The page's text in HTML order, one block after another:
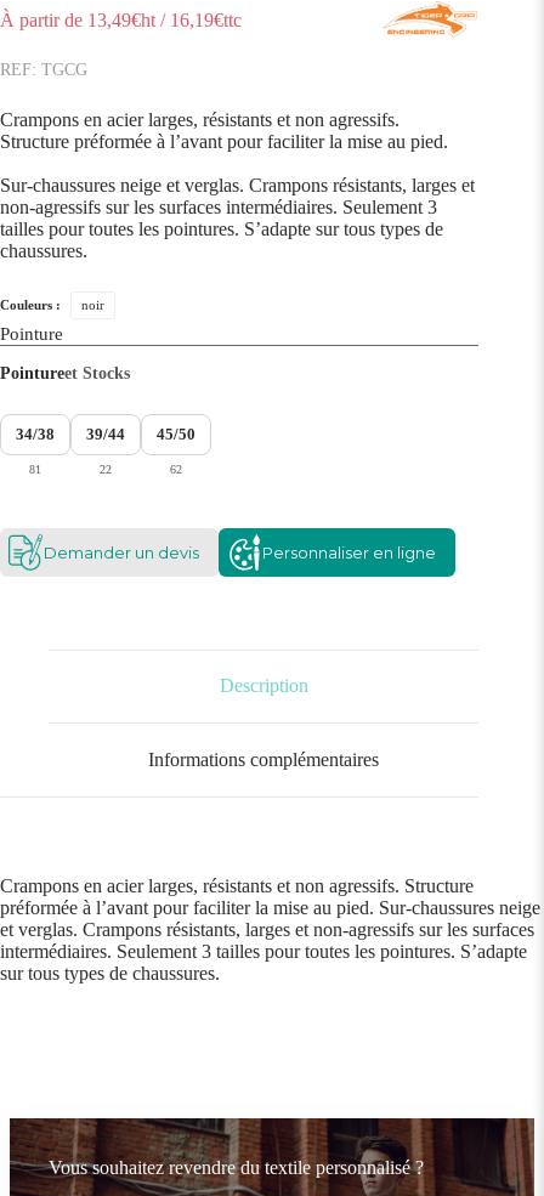
À partir de 13,49€ht / 16,19€ttc
TGCG
Crampons en acier larges, résistants et non agressifs.
Structure préformée à l’avant pour faciliter la mise au pied.
Sur-chaussures neige et verglas. Crampons résistants, larges et
non-agressifs sur les surfaces intermédiaires. Seulement 3
tailles pour toutes les pointures. S’adapte sur tous types de
chaussures.
Couleurs : noir
Pointure
Pointureet Stocks
34/38
81
39/44
22
45/50
62
Demander un devis Personnaliser en ligne
Description
Informations complémentaires
Crampons en acier larges, résistants et non agressifs. Structure
préformée à l’avant pour faciliter la mise au pied. Sur-chaussures neige
et verglas. Crampons résistants, larges et non-agressifs sur les surfaces
intermédiaires. Seulement 3 tailles pour toutes les pointures. S’adapte
sur tous types de chaussures.
Vous souhaitez revendre du textile personnalisé ?